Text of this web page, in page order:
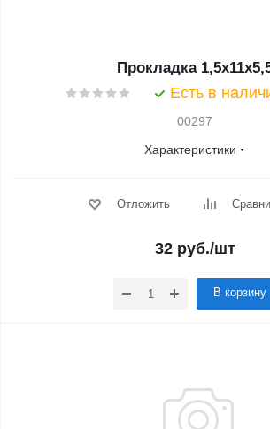
Прокладка
Есть в
00297
Характеристики
Отложить
32 руб./шт
В корзину